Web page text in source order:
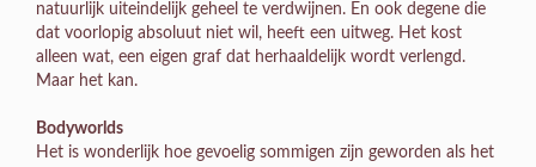
natuurlijk uiteindelijk geheel te verdwijnen. En ook degene die
dat voorlopig absoluut niet wil, heeft een uitweg. Het kost
alleen wat, een eigen graf dat herhaaldelijk wordt verlengd.
Maar het kan.
Bodyworlds
Het is wonderlijk hoe gevoelig sommigen zijn geworden als het